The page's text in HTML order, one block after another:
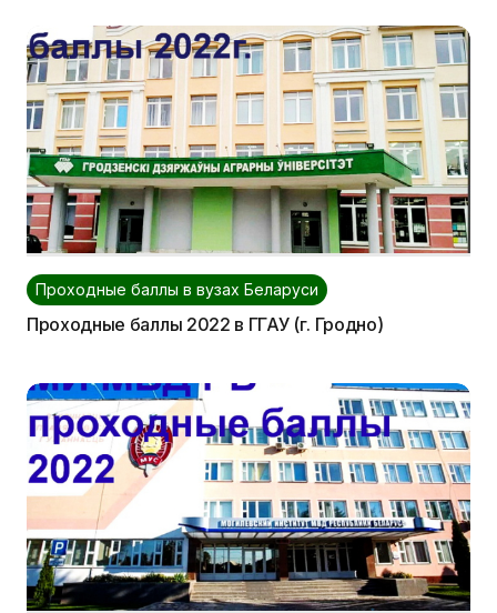
Проходные баллы в вузах Беларуси
Проходные баллы 2022 в ГГАУ (г. Гродно)